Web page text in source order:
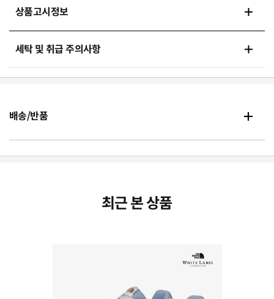
상품고시정보
세탁 및 취급 주의사항
배송/반품
최근 본 상품